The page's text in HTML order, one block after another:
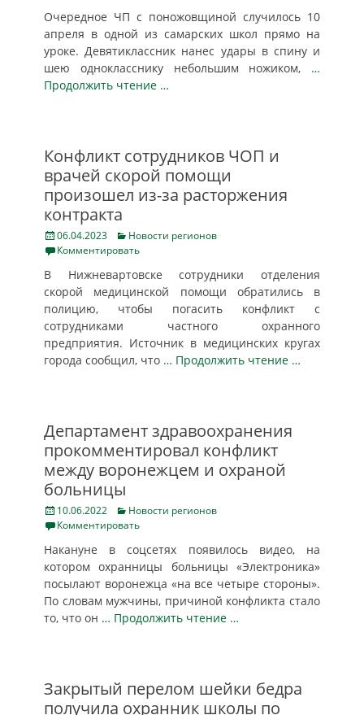
Очередное ЧП с поножовщиной случилось 10
апреля в одной из самарских школ прямо на
уроке. Девятиклассник нанес удары в спину и
шею однокласснику небольшим ножиком, …
Продолжить чтение …
Конфликт сотрудников ЧОП и
врачей скорой помощи
произошел из-за расторжения
контракта
Posted
on
06.04.2023 Categories
Новости регионов
Комментировать
В Нижневартовске сотрудники отделения
скорой медицинской помощи обратились в
полицию, чтобы погасить конфликт с
сотрудниками частного охранного
предприятия. Источник в медицинских кругах
города сообщил, что … Продолжить чтение …
Департамент здравоохранения
прокомментировал конфликт
между воронежцем и охраной
больницы
Posted
on
10.06.2022 Categories
Новости регионов
Комментировать
Накануне в соцсетях появилось видео, на
котором охранницы больницы «Электроника»
посылают воронежца «на все четыре стороны».
По словам мужчины, причиной конфликта стало
то, что он … Продолжить чтение …
Закрытый перелом шейки бедра
получила охранник школы по